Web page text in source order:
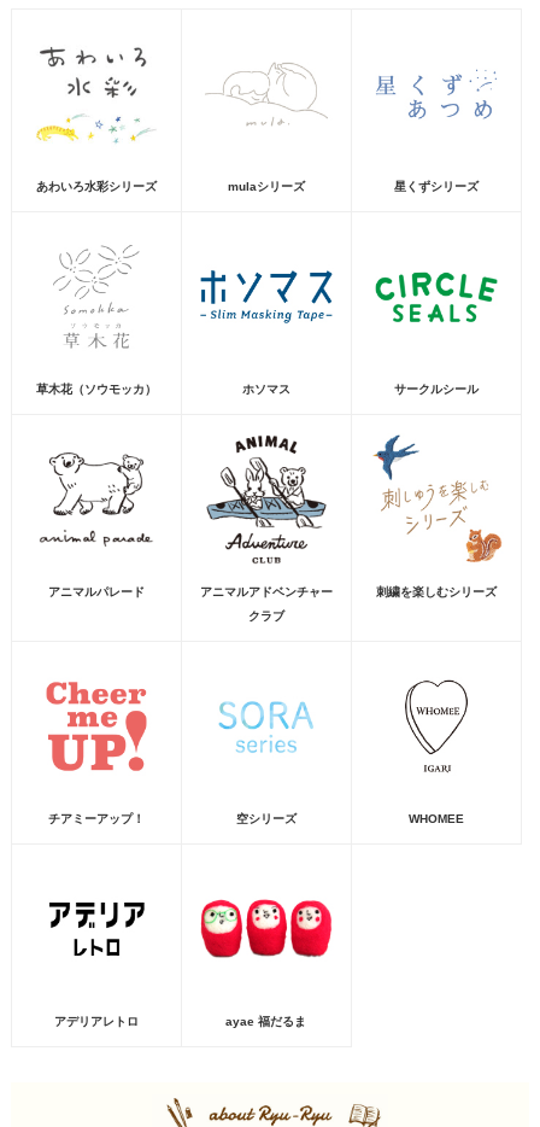
あわいろ水彩シリーズ mulaシリーズ 星くずシリーズ
草木花（ソウモッカ） ホソマス サークルシール
アニマルパレード
アニマルアドベンチャー
クラブ
刺繍を楽しむシリーズ
チアミーアップ！ 空シリーズ WHOMEE
アデリアレトロ ayae 福だるま